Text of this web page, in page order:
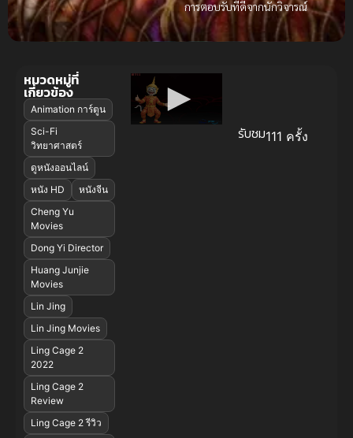
การตอบรับที่ดีจากนักวิจารณ์
รับชม111 ครั้ง
หมวดหมู่ที่
เกี่ยวข้อง
Animation การ์ตูน
Sci-Fi
วิทยาศาสตร์
ดูหนังออนไลน์
หนัง HD
หนังจีน
Cheng Yu
Movies
Dong Yi Director
Huang Junjie
Movies
Lin Jing
Lin Jing Movies
Ling Cage 2
2022
Ling Cage 2
Review
Ling Cage 2 รีวิว